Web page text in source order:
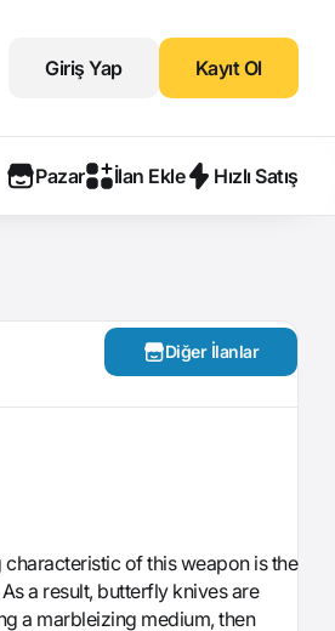
Giriş Yap Kayıt Ol
Pazar İlan Ekle Hızlı Satış
Diğer İlanlar
of this weapon is the
a result, butterfly knives are
a marbleizing medium, then